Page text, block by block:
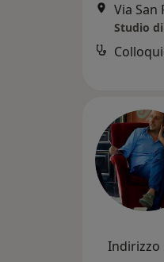
Via San
Studio di
Indirizzo